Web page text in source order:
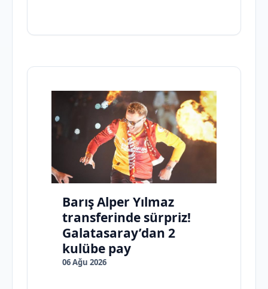
Barış Alper Yılmaz
transferinde sürpriz!
Galatasaray’dan 2
kulübe pay
06 Ağu 2026